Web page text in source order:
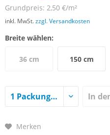
Grundpreis: 2,50 €/m²
inkl. MwSt.zzgl. Versandkosten
Breite wählen:
36 cm 150 cm
In
Merken